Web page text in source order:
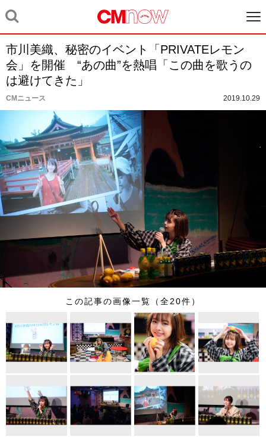
市川美織、秘密のイベント「PRIVATEレモン
会」を開催 “あの曲”を熱唱「この曲を歌うの
は避けてきた」
CMニュース 2019.10.29
この記事の画像一覧（全20件）